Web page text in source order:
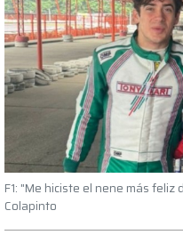
F1: "Me hiciste el nene más
Colapinto